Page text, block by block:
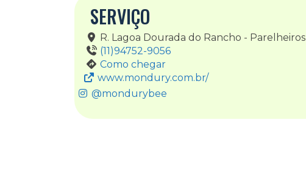
SERVIÇO
R. Lagoa Dourada do Rancho - Parelheiros
(11)94752-9056
Como chegar
www.mondury.com.br/
@mondurybee